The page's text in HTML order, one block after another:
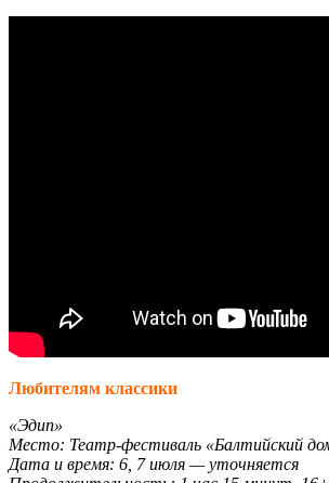
Любителям классики
«Эдип»
Место: Театр-фестиваль «Балтийский
Дата и время: 6, 7 июля — уточняется